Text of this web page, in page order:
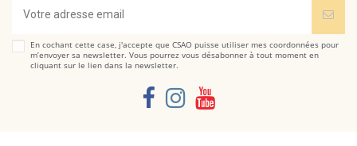
En cochant cette case, j'accepte que CSAO puisse utiliser mes coordonnées pour
m’envoyer sa newsletter. Vous pourrez vous désabonner à tout moment en
cliquant sur le lien dans la newsletter.